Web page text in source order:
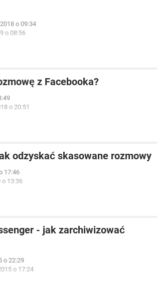
o 09:34
o 08:56
z Facebooka?
o 20:51
odzyskać skasowane rozmowy
17:46
o 13:36
- jak zarchiwizować
o 22:29
o 17:24